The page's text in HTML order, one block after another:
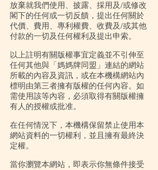
放棄就我們使用、披露、採用及/或修改
閣下的任何或一切反饋，提出任何關於
代價、費用、專利權費、收費及/或其他
付款的一切及任何權利及提出申索。
以上註明有關版權事宜定義並不引伸至
任何其他與「媽媽牌同盟」連結的網站
所載的內容及資訊，或在本機構網站內
標明由第三者擁有版權的任何內容。如
需使用該等內容，必須取得有關版權擁
有人的授權或批准。
在任何情況下，本機構保留禁止使用本
網站資料的一切權利，並且擁有最終決
定權。
當你瀏覽本網站，即表示你無條件接受